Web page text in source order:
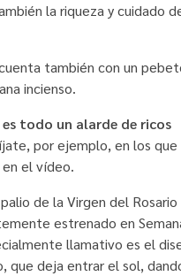
la riqueza y cuidado
también con un
incienso.
todo un alarde de ricos
por ejemplo, en los que
el vídeo.
de la Virgen del Rosario
estrenado en
llamativo es el
que deja entrar el sol,